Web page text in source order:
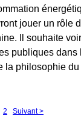
jouer un rôle
Il souhaite
publiques dans
la philosophie
2 Suivant >